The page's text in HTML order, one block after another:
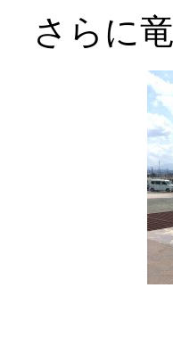
さらに